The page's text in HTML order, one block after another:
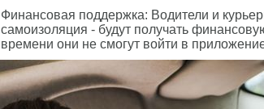
Финансовая поддержка: Водители и
самоизоляция - будут получать
времени они не смогут войти в